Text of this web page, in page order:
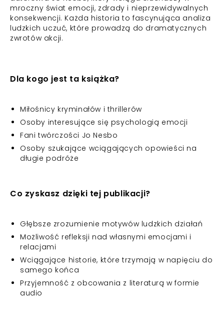
mroczny świat emocji, zdrady i nieprzewidywalnych
konsekwencji. Każda historia to fascynująca analiza
ludzkich uczuć, które prowadzą do dramatycznych
zwrotów akcji.
Dla kogo jest ta książka?
Miłośnicy kryminałów i thrillerów
Osoby interesujące się psychologią emocji
Fani twórczości Jo Nesbo
Osoby szukające wciągających opowieści na
długie podróże
Co zyskasz dzięki tej publikacji?
Głębsze zrozumienie motywów ludzkich działań
Możliwość refleksji nad własnymi emocjami i
relacjami
Wciągające historie, które trzymają w napięciu do
samego końca
Przyjemność z obcowania z literaturą w formie
audio